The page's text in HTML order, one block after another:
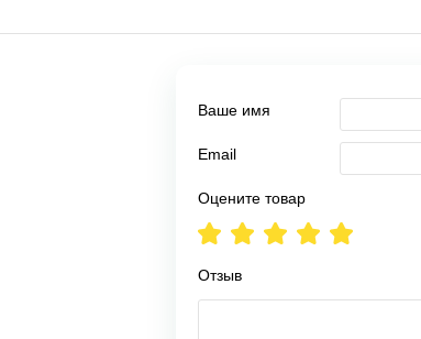
Ваше имя
Email
Оцените товар
Отзыв